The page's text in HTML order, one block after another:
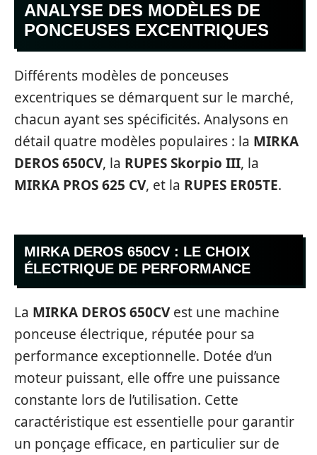
ANALYSE DES MODÈLES DE
PONCEUSES EXCENTRIQUES
Différents modèles de ponceuses
excentriques se démarquent sur le marché,
chacun ayant ses spécificités. Analysons en
détail quatre modèles populaires : la MIRKA
DEROS 650CV, la RUPES Skorpio III, la
MIRKA PROS 625 CV, et la RUPES ER05TE.
MIRKA DEROS 650CV : LE CHOIX
ÉLECTRIQUE DE PERFORMANCE
La MIRKA DEROS 650CVest une machine
ponceuse électrique, réputée pour sa
performance exceptionnelle. Dotée d’un
moteur puissant, elle offre une puissance
constante lors de l’utilisation. Cette
caractéristique est essentielle pour garantir
un ponçage efficace, en particulier sur de